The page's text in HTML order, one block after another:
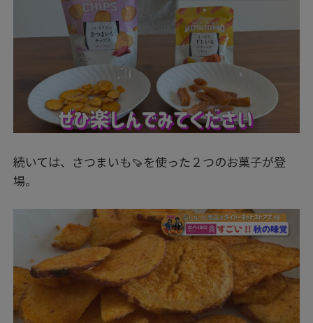
続いては、さつまいも🍠を使った２つのお菓子が登
場。